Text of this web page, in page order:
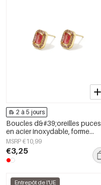
2 à 5 jours
Boucles d&#39;oreilles puces
en acier inoxydable, forme
géométrique, collection simple
pour le quotidien, bijoux pour
femmes
MSRP €10,99
€3,25
Entrepôt de l'UE